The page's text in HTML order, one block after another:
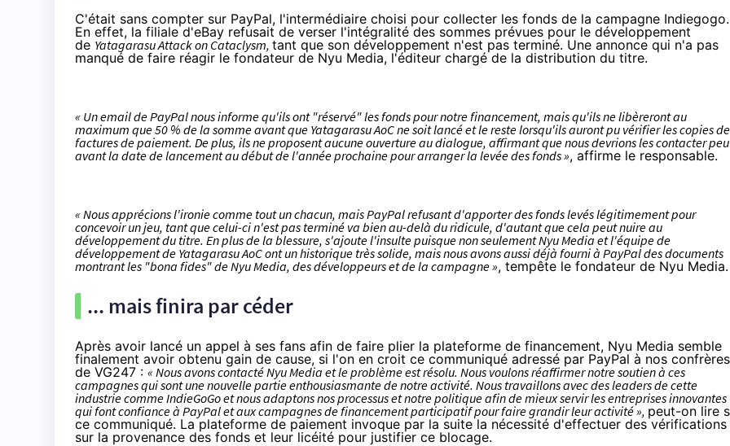
C'était sans compter sur PayPal, l'intermédiaire choisi pour collecter les fonds de la campagne Indiegogo.
En effet, la filiale d'eBay refusait de verser l'intégralité des sommes prévues pour le développement
de Yatagarasu Attack on Cataclysm, tant que son développement n'est pas terminé. Une annonce qui n'a pas
manqué de faire réagir le fondateur de Nyu Media, l'éditeur chargé de la distribution du titre.
« Un email de PayPal nous informe qu'ils ont "réservé" les fonds pour notre financement, mais qu'ils ne libèreront au
maximum que 50 % de la somme avant que Yatagarasu AoC ne soit lancé et le reste lorsqu'ils auront pu vérifier les copies de
factures de paiement. De plus, ils ne proposent aucune ouverture au dialogue, affirmant que nous devrions les contacter peu
avant la date de lancement au début de l'année prochaine pour arranger la levée des fonds », affirme le responsable.
« Nous apprécions l'ironie comme tout un chacun, mais PayPal refusant d'apporter des fonds levés légitimement pour
concevoir un jeu, tant que celui-ci n'est pas terminé va bien au-delà du ridicule, d'autant que cela peut nuire au
développement du titre. En plus de la blessure, s'ajoute l'insulte puisque non seulement Nyu Media et l'équipe de
développement de Yatagarasu AoC ont un historique très solide, mais nous avons aussi déjà fourni à PayPal des documents
montrant les "bona fides" de Nyu Media, des développeurs et de la campagne », tempête le fondateur de Nyu Media.
... mais finira par céder
Après avoir lancé un appel à ses fans afin de faire plier la plateforme de financement, Nyu Media semble
finalement avoir obtenu gain de cause, si l'on en croit ce communiqué adressé par PayPal à nos confrères
de VG247 : « Nous avons contacté Nyu Media et le problème est résolu. Nous voulons réaffirmer notre soutien à ces
campagnes qui sont une nouvelle partie enthousiasmante de notre activité. Nous travaillons avec des leaders de cette
industrie comme IndieGoGo et nous adaptons nos processus et notre politique afin de mieux servir les entreprises innovantes
qui font confiance à PayPal et aux campagnes de financement participatif pour faire grandir leur activité », peut-on lire
ce communiqué. La plateforme de paiement invoque par la suite la nécessité d'effectuer des vérifications
sur la provenance des fonds et leur licéité pour justifier ce blocage.